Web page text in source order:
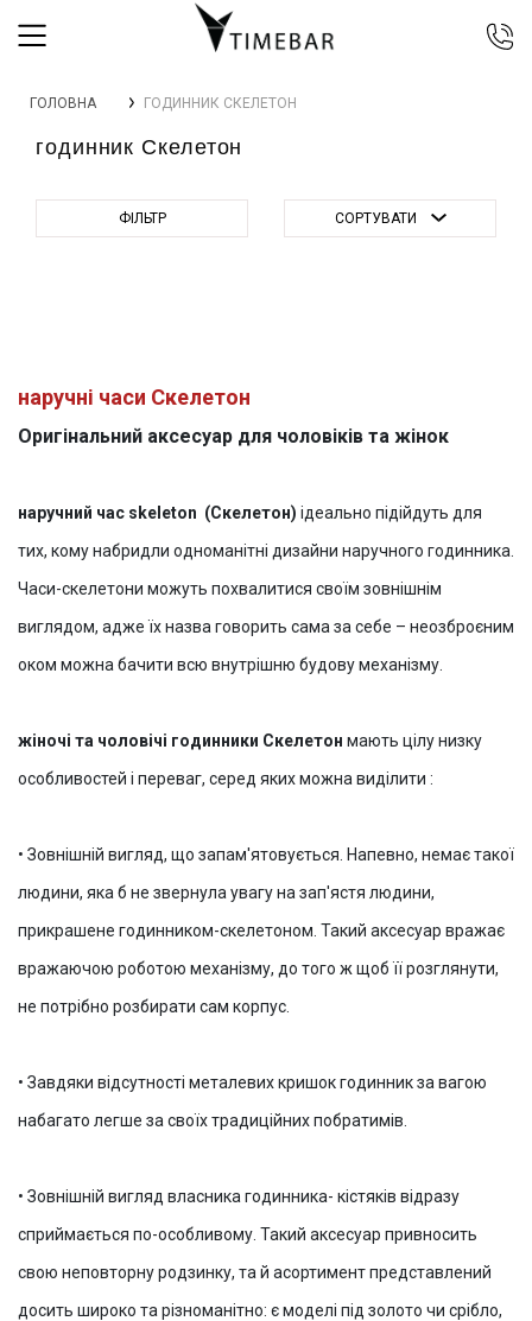
044 392 44 45
099 399 23 80
Безкоштовно по Україні
ГОЛОВНА ГОДИННИК СКЕЛЕТОН
годинник Скелетон
ФІЛЬТР СОРТУВАТИ
наручні часи Скелетон
Оригінальний аксесуар для чоловіків та жінок
наручний час skeleton (Скелетон) ідеально підійдуть для
тих, кому набридли одноманітні дизайни наручного годинника.
Часи-скелетони можуть похвалитися своїм зовнішнім
виглядом, адже їх назва говорить сама за себе – неозброєним
оком можна бачити всю внутрішню будову механізму.
жіночі та чоловічі годинники Скелетон мають цілу низку
особливостей і переваг, серед яких можна виділити :
• Зовнішній вигляд, що запам'ятовується. Напевно, немає такої
людини, яка б не звернула увагу на зап'ястя людини,
прикрашене годинником-скелетоном. Такий аксесуар вражає
вражаючою роботою механізму, до того ж щоб її розглянути,
не потрібно розбирати сам корпус.
• Завдяки відсутності металевих кришок годинник за вагою
набагато легше за своїх традиційних побратимів.
• Зовнішній вигляд власника годинника- кістяків відразу
сприймається по-особливому. Такий аксесуар привносить
свою неповторну родзинку, та й асортимент представлений
досить широко та різноманітно: є моделі під золото чи срібло,